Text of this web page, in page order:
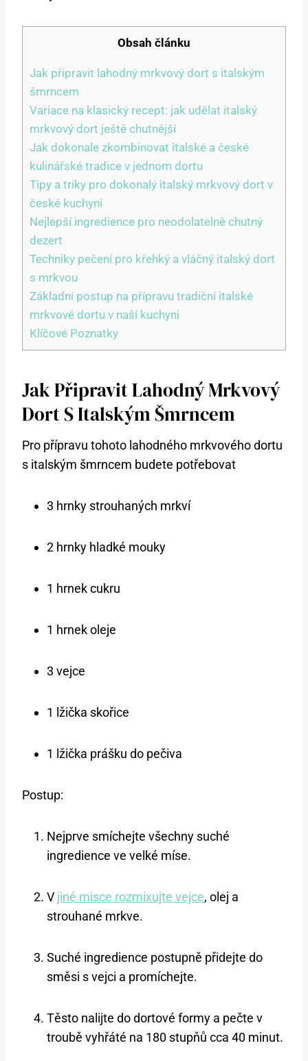
Obsah článku
Jak připravit lahodný mrkvový dort s italským
šmrncem
Variace na⁤ klasický​ recept: jak udělat italský ​
mrkvový ‍dort‌ ještě chutnější
Jak dokonale zkombinovat italské a české
⁤kulinářské tradice v jednom dortu
Tipy a triky​ pro dokonalý italský mrkvový dort v
české ⁤kuchyni
Nejlepší ingredience ‍pro neodolatelně chutný
dezert
Techniky pečení pro křehký a vláčný italský ‍dort
s‌ mrkvou
Základní postup na⁤ přípravu tradiční italské
mrkvové dortu v ⁣naší kuchyni
Klíčové Poznatky
Jak Připravit Lahodný Mrkvový
Dort S Italským Šmrncem
Pro přípravu⁢ tohoto lahodného ⁢mrkvového dortu
s italským šmrncem budete potřebovat
3 hrnky strouhaných mrkví
2 hrnky hladké mouky
1⁣ hrnek cukru
1 hrnek oleje
3 vejce
1 lžička skořice
1 lžička prášku do ⁣pečiva
Postup:
Nejprve smíchejte všechny suché
ingredience ve velké míse.
V jiné misce rozmixujte vejce, olej ⁢a
strouhané mrkve.
Suché ingredience postupně přidejte do‌
směsi ⁢s vejci a promíchejte.
Těsto nalijte do dortové formy a pečte v
troubě vyhřáté na 180 stupňů‌ cca 40 minut.